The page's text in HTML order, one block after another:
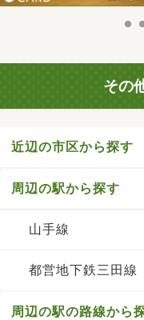
その
近辺の市区から探す
周辺の駅から探す
山手線
都営地下鉄三田線
周辺の駅の路線から